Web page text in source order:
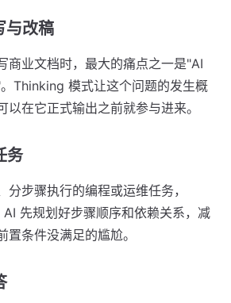
与改稿
商业文档时，最大的痛点之一是"AI
Thinking 模式让这个问题的发生概
在它正式输出之前就参与进来。
务
分步骤执行的编程或运维任务，
先规划好步骤顺序和依赖关系，减
置条件没满足的尴尬。